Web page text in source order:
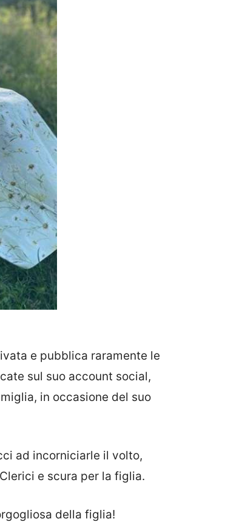
e pubblica raramente le
sul suo account social,
in occasione del suo
ad incorniciarle il volto,
e scura per la figlia.
della figlia!